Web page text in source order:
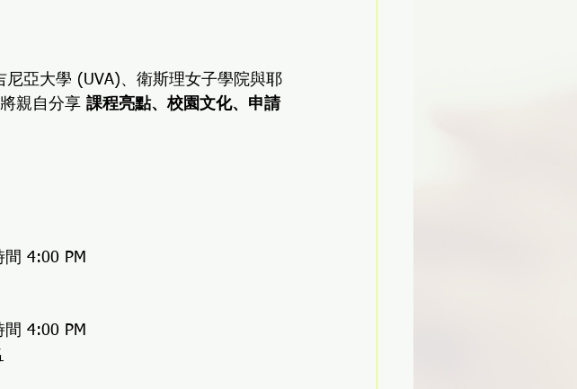
尼亞大學 (UVA)、衛斯理女子學院與耶
親自分享 課程亮點、校園文化、申請
4:00 PM
4:00 PM